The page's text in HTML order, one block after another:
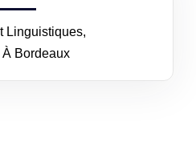
Linguistiques,
Bordeaux